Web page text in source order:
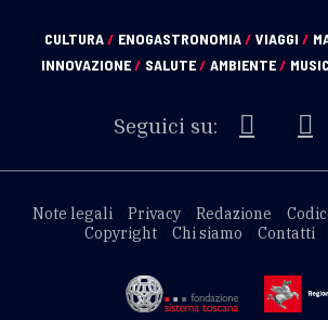
CULTURA/ ENOGASTRONOMIA/ VIAGGI /
INNOVAZIONE/ SALUTE/ AMBIENTE/
Seguici su:
Note legali Privacy Redazione
Copyright
Chi siamo Contatti